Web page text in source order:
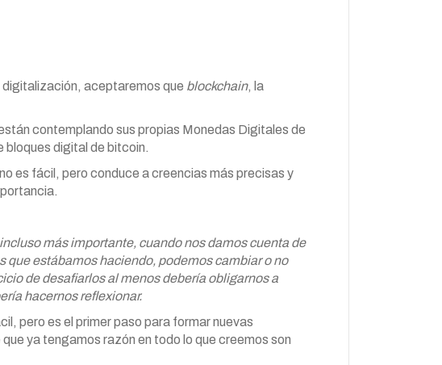
digitalización, aceptaremos que blockchain, la
contemplando sus propias Monedas Digitales de
bloques digital de bitcoin.
es fácil, pero conduce a creencias más precisas y
más importante, cuando nos damos cuenta de
estábamos haciendo, podemos cambiar o no
de desafiarlos al menos debería obligarnos a
hacernos reflexionar.
pero es el primer paso para formar nuevas
ya tengamos razón en todo lo que creemos son